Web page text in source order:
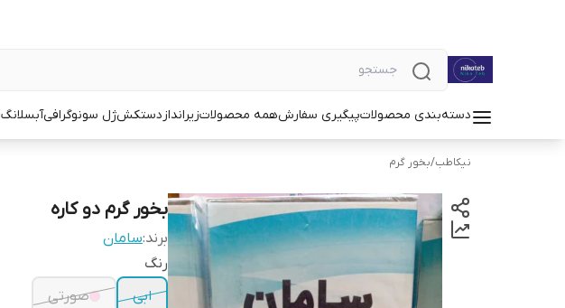
دسته‌بندی محصولاتپیگیری سفارشهمه محصولاتزیراندازدستکشژل سونوگرافیآبسلانگ
نیکاطب/بخور گرم
بخور گرم دو کاره
برند:سامان
رنگ
ابی
صورتی